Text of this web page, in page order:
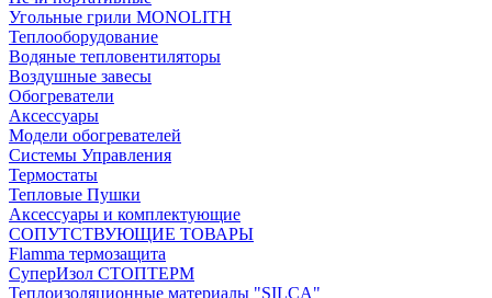
Угольные грили MONOLITH
Теплооборудование
Водяные тепловентиляторы
Воздушные завесы
Обогреватели
Аксессуары
Модели обогревателей
Системы Управления
Термостаты
Тепловые Пушки
Аксессуары и комплектующие
СОПУТСТВУЮЩИЕ ТОВАРЫ
Flamma термозащита
СуперИзол СТОПТЕРМ
Теплоизоляционные материалы "SILCA"